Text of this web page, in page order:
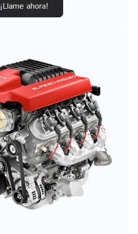
¡Llame ahora!